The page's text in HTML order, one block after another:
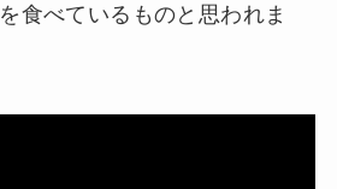
を食べているものと思われま